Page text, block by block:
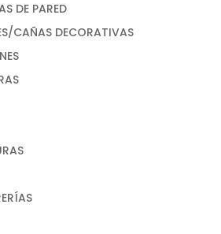
DE PARED
CAÑAS DECORATIVAS